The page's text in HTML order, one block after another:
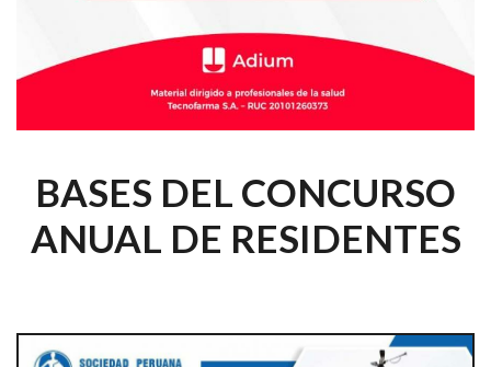
BASES DEL CONCURSO
ANUAL DE RESIDENTES